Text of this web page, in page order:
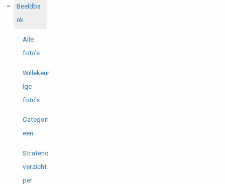
Beeldba
nk
Alle
foto's
Willekeur
ige
foto's
Categori
eën
Strateno
verzicht
per